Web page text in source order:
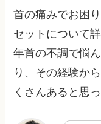
首の痛みでお困
セットについて
年首の不調で悩
り、その経験か
くさんあると思